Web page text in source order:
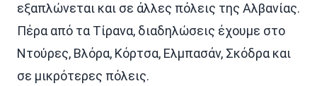
εξαπλώνεται και σε άλλες πόλεις της Αλβανίας.
Πέρα από τα Τίρανα, διαδηλώσεις έχουμε στο
Ντούρες, Βλόρα, Κόρτσα, Ελμπασάν, Σκόδρα και
σε μικρότερες πόλεις.